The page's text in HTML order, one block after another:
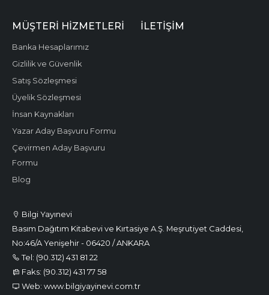
Bilgi Yayınevi
Basım Dağıtım Kitabevi ve Kırtasiye A.Ş. Meşrutiyet Caddesi,
No:46/A Yenişehir - 06420 / ANKARA
Tel: (90.312) 431 81 22
Faks: (90.312) 431 77 58
Web: www.bilgiyayinevi.com.tr
MÜŞTERI HIZMETLERI
Banka Hesaplarımız
Gizlilik ve Güvenlik
Satış Sözleşmesi
Üyelik Sözleşmesi
İnsan Kaynakları
Yazar Aday Başvuru Formu
Çevirmen Aday Başvuru
Formu
Blog
İLETIŞIM